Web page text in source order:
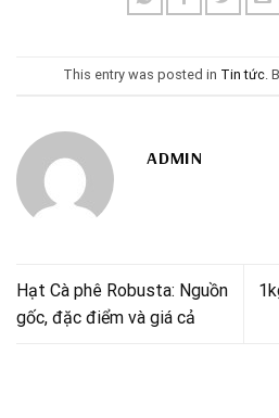
This entry was posted in Tin tức.
ADMIN
Hạt Cà phê Robusta: Nguồn
gốc, đặc điểm và giá cả